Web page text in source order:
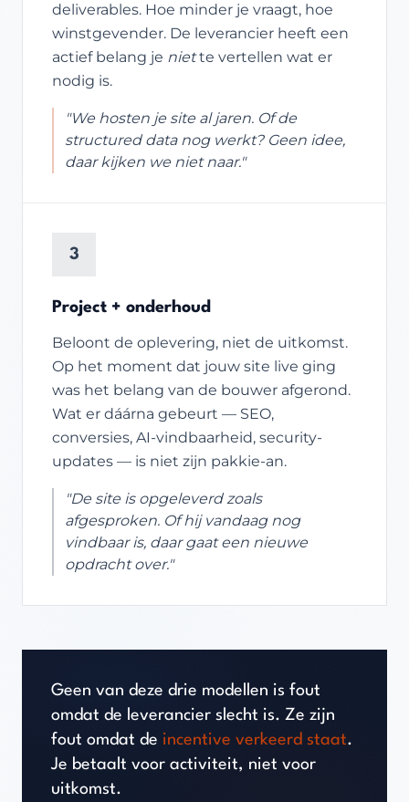
deliverables. Hoe minder je vraagt, hoe
winstgevender. De leverancier heeft een
actief belang je niette vertellen wat er
nodig is.
"We hosten je site al jaren. Of de
structured data nog werkt? Geen idee,
daar kijken we niet naar."
3
Project + onderhoud
Beloont de oplevering, niet de uitkomst.
Op het moment dat jouw site live ging
was het belang van de bouwer afgerond.
Wat er dáárna gebeurt — SEO,
conversies, AI-vindbaarheid, security-
updates — is niet zijn pakkie-an.
"De site is opgeleverd zoals
afgesproken. Of hij vandaag nog
vindbaar is, daar gaat een nieuwe
opdracht over."
Geen van deze drie modellen is fout
omdat de leverancier slecht is. Ze zijn
fout omdat de incentive verkeerd staat.
Je betaalt voor activiteit, niet voor
uitkomst.